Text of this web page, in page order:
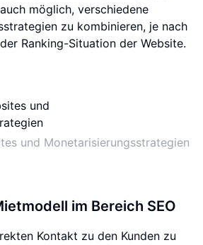
möglich, verschiedene
zu kombinieren, je nach
Ranking-Situation der Website.
und Monetarisierungsstrategien
im Bereich SEO
Kontakt zu den Kunden zu